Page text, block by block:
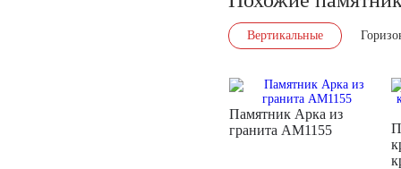
Вертикальные
Памятник Арка из
гранита AM1155